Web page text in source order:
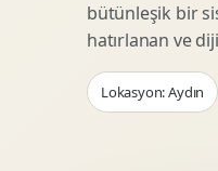
Mikro Animasyon Tasarimi
bütünleşik bir
hatırlanan ve
Lokasyon: Aydın